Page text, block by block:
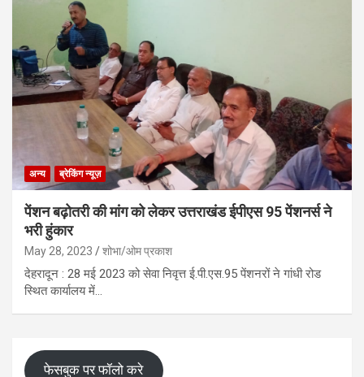
अन्य ब्रेकिंग न्यूज़
पेंशन बढ़ोतरी की मांग को लेकर उत्तराखंड ईपीएस 95 पेंशनर्स ने
भरी हुंकार
May 28, 2023 शोभा/ओम प्रकाश
देहरादून : 28 मई 2023 को सेवा निवृत्त ई.पी.एस.95 पेंशनरों ने गांधी रोड
स्थित कार्यालय में…
फेसबुक पर फॉलो करे